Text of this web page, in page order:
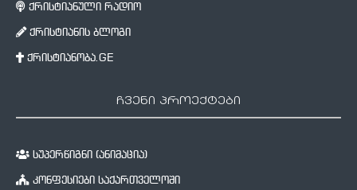
ქრისტიანული რადიო
ქრისტიანის ბლოგი
ქრისტიანობა.GE
ჩვენი პროექტები
სუპერწიგნი (ანიმაცია)
კონფესიები საქართველოში